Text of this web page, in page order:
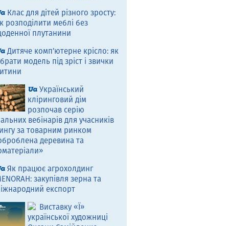
Клас для дітей різного зросту:
розподілити меблі без
плутанини
Дитяче комп’ютерне крісло: як
модель під зріст і звички
Український
кліринговий дім
розпочав серію
вебінарів для учасників
за товарним ринком
деревина та
Як працює агрохолдинг
закупівля зерна та
експорт
Виставку «Ї»
української художниці